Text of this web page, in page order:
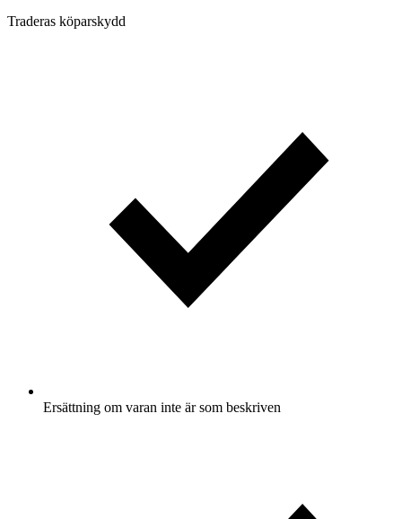
Traderas köparskydd
Ersättning om varan inte är som beskriven